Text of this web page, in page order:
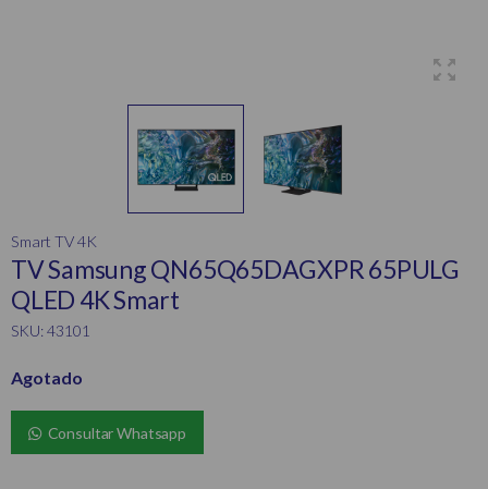
Smart TV 4K
TV Samsung QN65Q65DAGXPR 65PULG
QLED 4K Smart
SKU: 43101
Agotado
Consultar Whatsapp